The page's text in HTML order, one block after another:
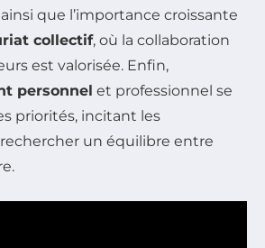
que l’importance croissante
collectif, où la collaboration
est valorisée. Enfin,
personnel et professionnel se
priorités, incitant les
un équilibre entre